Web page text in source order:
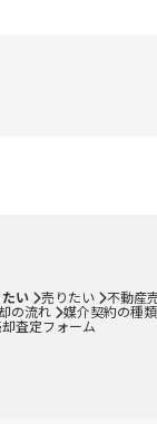
売却のポイント
い 売りたい 不動産
の流れ 媒介契約の種類
査定フォーム